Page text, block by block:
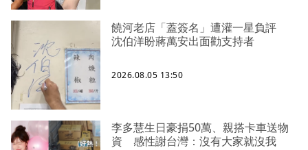
饒河老店「蓋簽名」遭灌一星負評
沈伯洋盼蔣萬安出面勸支持者
2026.08.05 13:50
李多慧生日豪捐50萬、親搭卡車送物
資 感性謝台灣：沒有大家就沒我